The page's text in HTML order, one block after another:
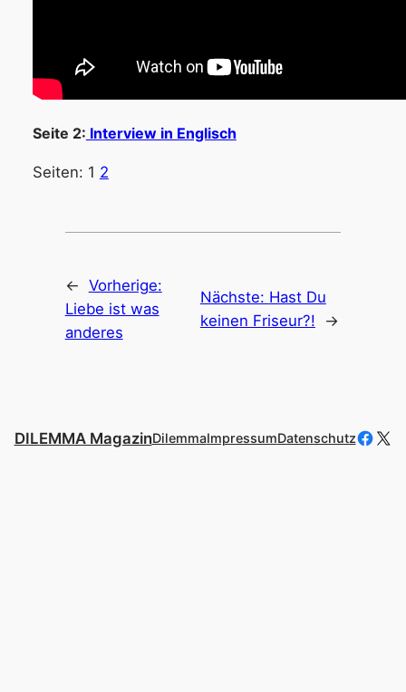
Seite 2: Interview in Englisch
Seiten: 1 2
← Vorherige:
Liebe ist was
anderes
Nächste: Hast Du
keinen Friseur?!
→
DILEMMA MagazinDilemmaImpressumDatenschutz X